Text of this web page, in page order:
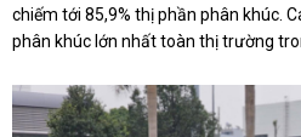
chiếm tới 85,9% thị phần phân khúc.
phân khúc lớn nhất toàn thị trường